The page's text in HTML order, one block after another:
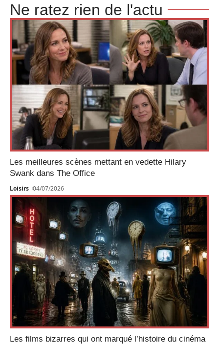
Ne ratez rien de l'actu
Les meilleures scènes mettant en vedette Hilary
Swank dans The Office
Loisirs 04/07/2026
Les films bizarres qui ont marqué l’histoire du cinéma